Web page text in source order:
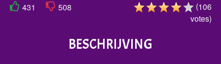
431 508 (106
votes)
BESCHRIJVING